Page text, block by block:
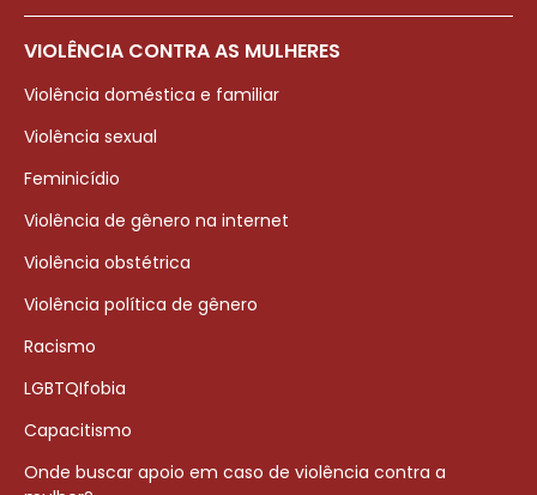
VIOLÊNCIA CONTRA AS MULHERES
Violência doméstica e familiar
Violência sexual
Feminicídio
Violência de gênero na internet
Violência obstétrica
Violência política de gênero
Racismo
LGBTQIfobia
Capacitismo
Onde buscar apoio em caso de violência contra a